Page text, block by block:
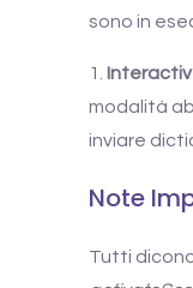
sono in
modalità
inviare
Note
Tutti